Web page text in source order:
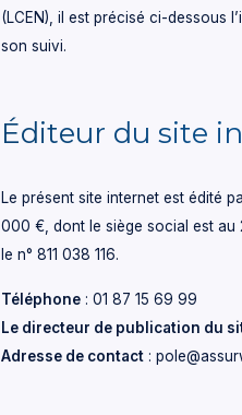
(LCEN), il est précisé ci-dessous
son suivi.
Éditeur du site
Le présent site internet est édité
000 €, dont le siège social est au
le n° 811 038 116.
Téléphone : 01 87 15 69 99
Le directeur de publication du
Adresse de contact :